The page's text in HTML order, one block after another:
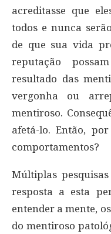
acreditasse que
todos e nunca
de que sua vida
reputação
resultado das
vergonha ou
mentiroso.
afetá-lo. Então,
comportamentos?
Múltiplas
resposta a esta
entender a mente,
do mentiroso